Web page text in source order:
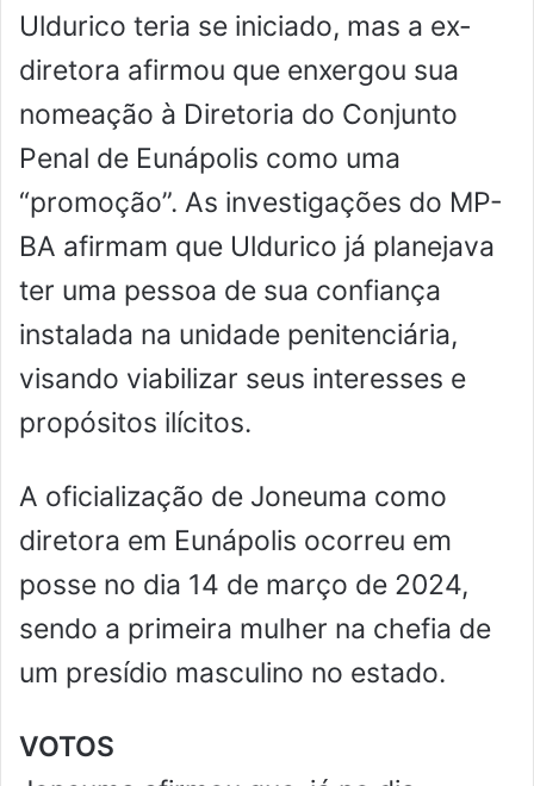
Uldurico teria se iniciado, mas a ex-
diretora afirmou que enxergou sua
nomeação à Diretoria do Conjunto
Penal de Eunápolis como uma
“promoção”. As investigações do MP-
BA afirmam que Uldurico já planejava
ter uma pessoa de sua confiança
instalada na unidade penitenciária,
visando viabilizar seus interesses e
propósitos ilícitos.
A oficialização de Joneuma como
diretora em Eunápolis ocorreu em
posse no dia 14 de março de 2024,
sendo a primeira mulher na chefia de
um presídio masculino no estado.
VOTOS